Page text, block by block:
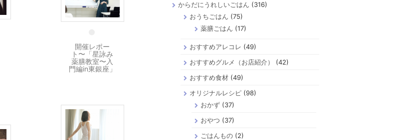
13 5月
開催レポー
ト〜「星詠み
薬膳教室〜入
門編in東銀座」
からだにうれしいごはん (316)
おうちごはん (75)
薬膳ごはん (17)
おすすめアレコレ (49)
おすすめグルメ（お店紹介）
(42)
おすすめ食材(49)
オリジナルレシピ(98)
おかず(37)
おやつ (37)
ごはんもの(2)